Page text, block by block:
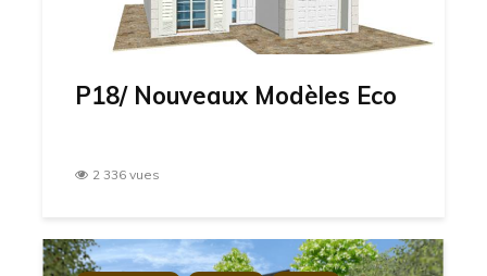
P18/ Nouveaux Modèles Eco
2 336 vues